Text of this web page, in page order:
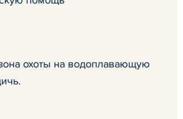
охоты на водоплавающую